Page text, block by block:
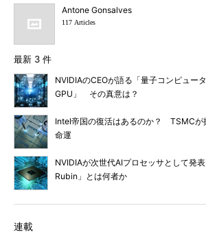
Antone Gonsalves
117 Articles
最新 3 件
NVIDIAのCEOが語る「量子コンピュー
GPU」 その真意は？
Intel帝国の復活はあるのか？ TSMCが
命運
NVIDIAが次世代AIプロセッサとして発
Rubin」とは何者か
連載